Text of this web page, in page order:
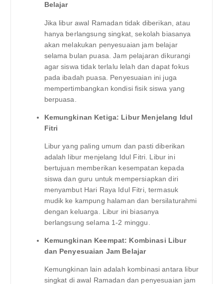
Belajar
Jika libur awal Ramadan tidak diberikan, atau
hanya berlangsung singkat, sekolah biasanya
akan melakukan penyesuaian jam belajar
selama bulan puasa. Jam pelajaran dikurangi
agar siswa tidak terlalu lelah dan dapat fokus
pada ibadah puasa. Penyesuaian ini juga
mempertimbangkan kondisi fisik siswa yang
berpuasa.
Kemungkinan Ketiga: Libur Menjelang Idul
Fitri
Libur yang paling umum dan pasti diberikan
adalah libur menjelang Idul Fitri. Libur ini
bertujuan memberikan kesempatan kepada
siswa dan guru untuk mempersiapkan diri
menyambut Hari Raya Idul Fitri, termasuk
mudik ke kampung halaman dan bersilaturahmi
dengan keluarga. Libur ini biasanya
berlangsung selama 1-2 minggu.
Kemungkinan Keempat: Kombinasi Libur
dan Penyesuaian Jam Belajar
Kemungkinan lain adalah kombinasi antara libur
singkat di awal Ramadan dan penyesuaian jam